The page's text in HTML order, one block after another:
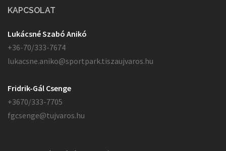
KAPCSOLAT
Lukácsné Szabó Anikó
+36-70/333-7674
lukacsne.aniko@sportpark.tiszaujvaros.hu
Fridrik-Gál Csenge
+3670/333-7705
fgcsenge@tujvaros.hu